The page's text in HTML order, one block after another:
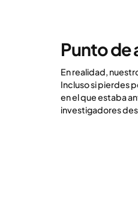
Punto de
En realidad,
Incluso si pierdes
en el que estaba
investigadores